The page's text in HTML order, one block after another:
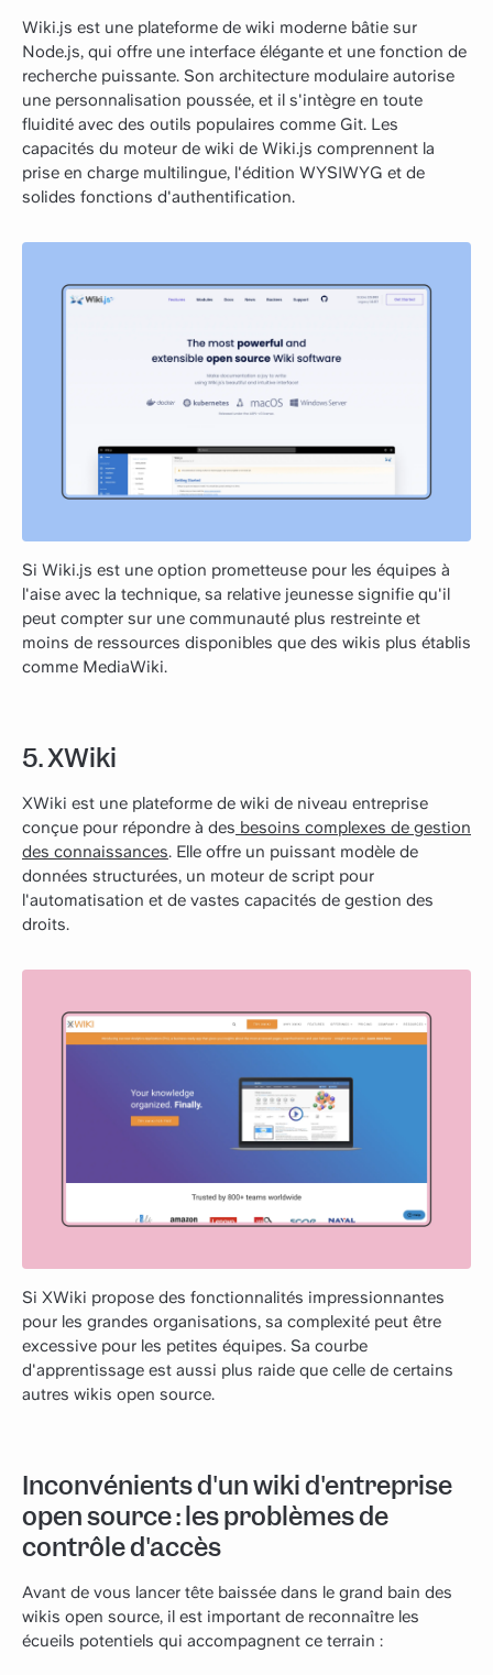
Wiki.js est une plateforme de wiki moderne bâtie sur
Node.js, qui offre une interface élégante et une fonction de
recherche puissante. Son architecture modulaire autorise
une personnalisation poussée, et il s'intègre en toute
fluidité avec des outils populaires comme Git. Les
capacités du moteur de wiki de Wiki.js comprennent la
prise en charge multilingue, l'édition WYSIWYG et de
solides fonctions d'authentification.
Si Wiki.js est une option prometteuse pour les équipes à
l'aise avec la technique, sa relative jeunesse signifie qu'il
peut compter sur une communauté plus restreinte et
moins de ressources disponibles que des wikis plus établis
comme MediaWiki.
5. XWiki
XWiki est une plateforme de wiki de niveau entreprise
conçue pour répondre à des besoins complexes de gestion
des connaissances. Elle offre un puissant modèle de
données structurées, un moteur de script pour
l'automatisation et de vastes capacités de gestion des
droits.
Si XWiki propose des fonctionnalités impressionnantes
pour les grandes organisations, sa complexité peut être
excessive pour les petites équipes. Sa courbe
d'apprentissage est aussi plus raide que celle de certains
autres wikis open source.
Inconvénients d'un wiki d'entreprise
open source : les problèmes de
contrôle d'accès
Avant de vous lancer tête baissée dans le grand bain des
wikis open source, il est important de reconnaître les
écueils potentiels qui accompagnent ce terrain :